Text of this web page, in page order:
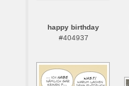
happy birthday
#404937